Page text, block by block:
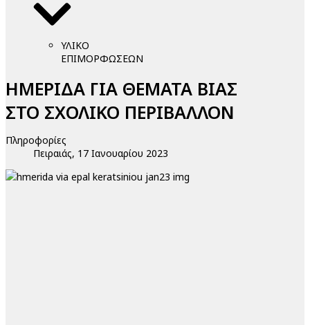
ΥΛΙΚΟ
ΕΠΙΜΟΡΦΩΣΕΩΝ
ΗΜΕΡΙΔΑ ΓΙΑ ΘΕΜΑΤΑ ΒΙΑΣ
ΣΤΟ ΣΧΟΛΙΚΟ ΠΕΡΙΒΑΛΛΟΝ
Πληροφορίες
Πειραιάς, 17 Ιανουαρίου 2023